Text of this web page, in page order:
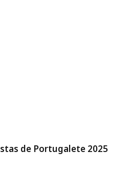
de Portugalete 2025